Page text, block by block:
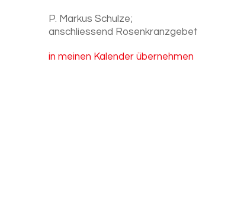
P. Markus Schulze;
anschliessend Rosenkranzgebet
in meinen Kalender übernehmen